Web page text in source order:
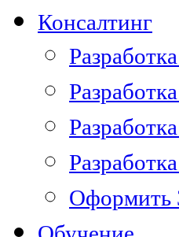
Консалтинг
Оформить